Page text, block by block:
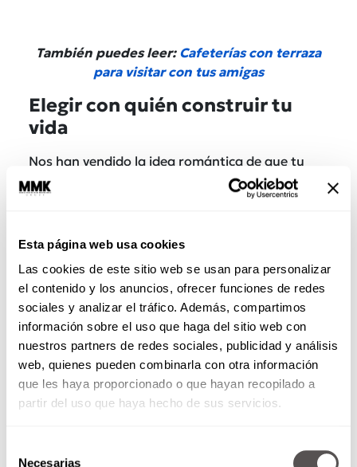
Esta página web usa cookies
Las cookies de este sitio web se usan para personalizar
el contenido y los anuncios, ofrecer funciones de redes
sociales y analizar el tráfico. Además, compartimos
información sobre el uso que haga del sitio web con
nuestros partners de redes sociales, publicidad y análisis
web, quienes pueden combinarla con otra información
que les haya proporcionado o que hayan recopilado a
partir del uso que haya hecho de sus servicios.
Necesarias
También puedes leer: Cafeterías con terraza
para visitar con tus amigas
Elegir con quién construir tu
vida
Nos han vendido la idea romántica de que tu
pareja es la única persona con la que eliges
construir un futuro
Pero la realidad es que tus
para armar tu vida y tu red de soporte.
que te sostienen en un divorcio, las que
celebran que por fin te dieron el aumento, las
que te cuidan cuando te rompen el corazóny
las que te dicen las verdades incómodas que
nadie más se atreve a decirte.